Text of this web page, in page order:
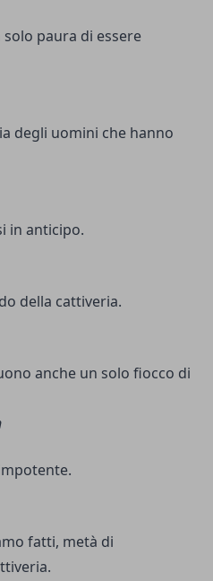
paura di essere
degli uomini che hanno
in anticipo.
della cattiveria.
anche un solo fiocco di
fatti, metà di